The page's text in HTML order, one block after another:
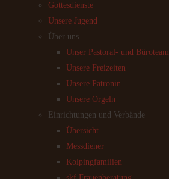
Gottesdienste
Unsere Jugend
Über uns
Unser Pastoral- und Büroteam
Unsere Freizeiten
Unsere Patronin
Unsere Orgeln
Einrichtungen und Verbände
Übersicht
Messdiener
Kolpingfamilien